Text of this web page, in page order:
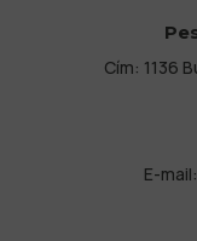
Cím: 1136
E-mail: